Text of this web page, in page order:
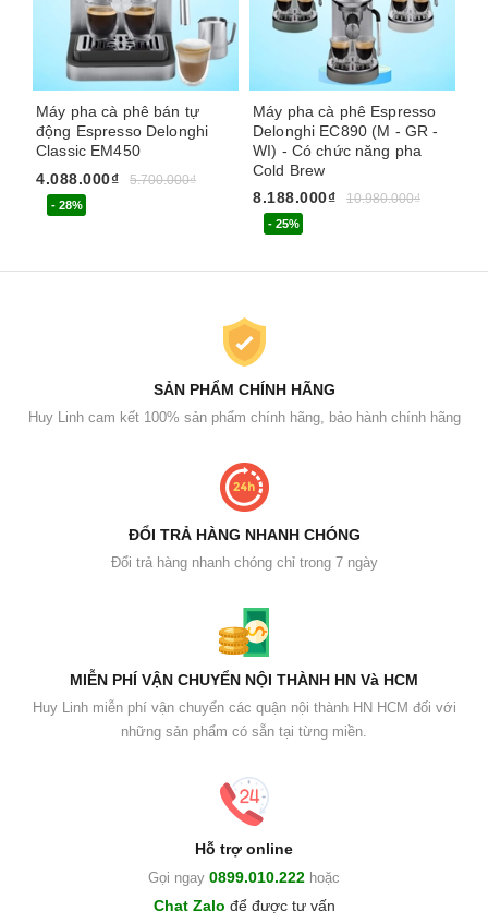
Máy pha cà phê bán tự
động Espresso Delonghi
Classic EM450
4.088.000₫
5.700.000₫
- 28%
Máy pha cà phê Espresso
Delonghi EC890 (M - GR -
WI) - Có chức năng pha
Cold Brew
8.188.000₫
10.980.000₫
- 25%
SẢN PHẨM CHÍNH HÃNG
Huy Linh cam kết 100% sản phẩm chính hãng, bảo hành chính hãng
ĐỔI TRẢ HÀNG NHANH CHÓNG
Đổi trả hàng nhanh chóng chỉ trong 7 ngày
MIỄN PHÍ VẬN CHUYỂN NỘI THÀNH HN Và HCM
Huy Linh miễn phí vận chuyển các quận nội thành HN HCM đối với
những sản phẩm có sẵn tại từng miền.
Hỗ trợ online
Gọi ngay 0899.010.222 hoặc
Chat Zalo để được tư vấn